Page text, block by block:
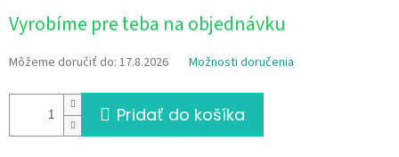
cena:
Vyrobíme pre teba na objednávku
Môžeme doručiť do: 17.8.2026 Možnosti doručenia
Pridať do košíka